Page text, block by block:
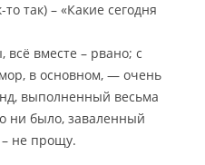
так) – «Какие сегодня
всё вместе – рвано; с
в основном, — очень
выполненный весьма
ни было, заваленный
не прощу.